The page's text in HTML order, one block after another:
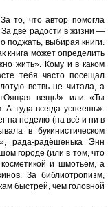
то, что автор помогла
две радости в жизни —
поджать, выбирая книги.
книга может определить
жить». Кому и в каком
тебя часто посещал
ветвь не читала, а
вещь!» или «Ты
А туда всегда успеешь».
на неделю (на всё и ни в
в букинистическом
рада-радёшенька Энн
городе (или в том, что
и шмотьём, а
За библиотропизм,
быстрей, чем головной